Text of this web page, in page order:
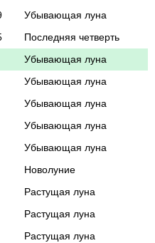
Убывающая луна
Последняя четверть
Убывающая луна
Убывающая луна
Убывающая луна
Убывающая луна
Убывающая луна
Новолуние
Растущая луна
Растущая луна
Растущая луна